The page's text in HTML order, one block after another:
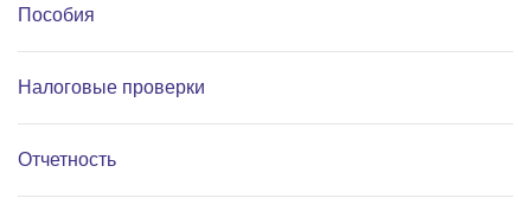
Пособия
Налоговые проверки
Отчетность